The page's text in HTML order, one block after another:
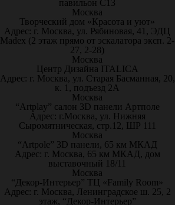
павильон С13
Москва
Творческий дом «Красота и уют»
Адрес: г. Москва, ул. Рябиновая, 41, ЭДЦ
Madex (2 этаж прямо от эскалатора эксп. 2-
27, 2-28)
Москва
Центр Дизайна ITALICA
Адрес: г. Москва, ул. Старая Басманная, 20,
к. 1, подъезд 2А
Москва
“Artplay” салон 3D панели Артполе
Адрес: г.Москва, ул. Нижняя
Сыромятническая, стр.12, ШР 111
Москва
“Artpole” 3D панели, 65 км МКАД
Адрес: г. Москва, 65 км МКАД, дом
выставочный 18/11
Москва
“Декор-Интерьер” ТЦ «Family Room»
Адрес: г. Москва, Ленинградское ш. 25, 2
этаж, “Декор-Интерьер”